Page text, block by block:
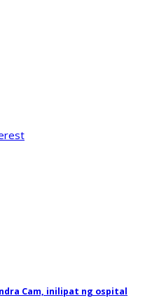
Cam, inilipat ng ospital